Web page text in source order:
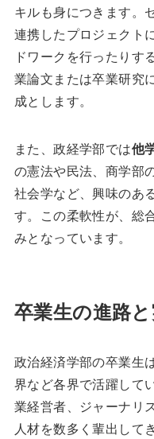
キルも身につきます。
連携したプロジェクト
ドワークを行ったりす
業論文または卒業研究
成とします。
また、政経学部では他
の憲法や民法、商学部
社会学など、興味のあ
す。この柔軟性が、総
みとなっています。
卒業生の進路
政治経済学部の卒業生
界など各界で活躍して
業経営者、ジャーナリ
人材を数多く輩出して